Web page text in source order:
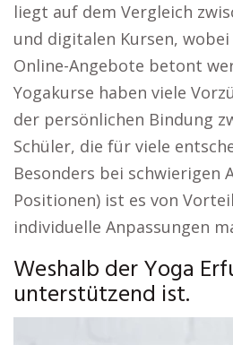
liegt auf dem Vergleich
und digitalen Kursen,
Online-Angebote betont
Yogakurse haben viele
der persönlichen Bindung
Schüler, die für viele
Besonders bei schwierigen
Positionen) ist es von
individuelle Anpassungen
Weshalb der Yoga
unterstützend ist.